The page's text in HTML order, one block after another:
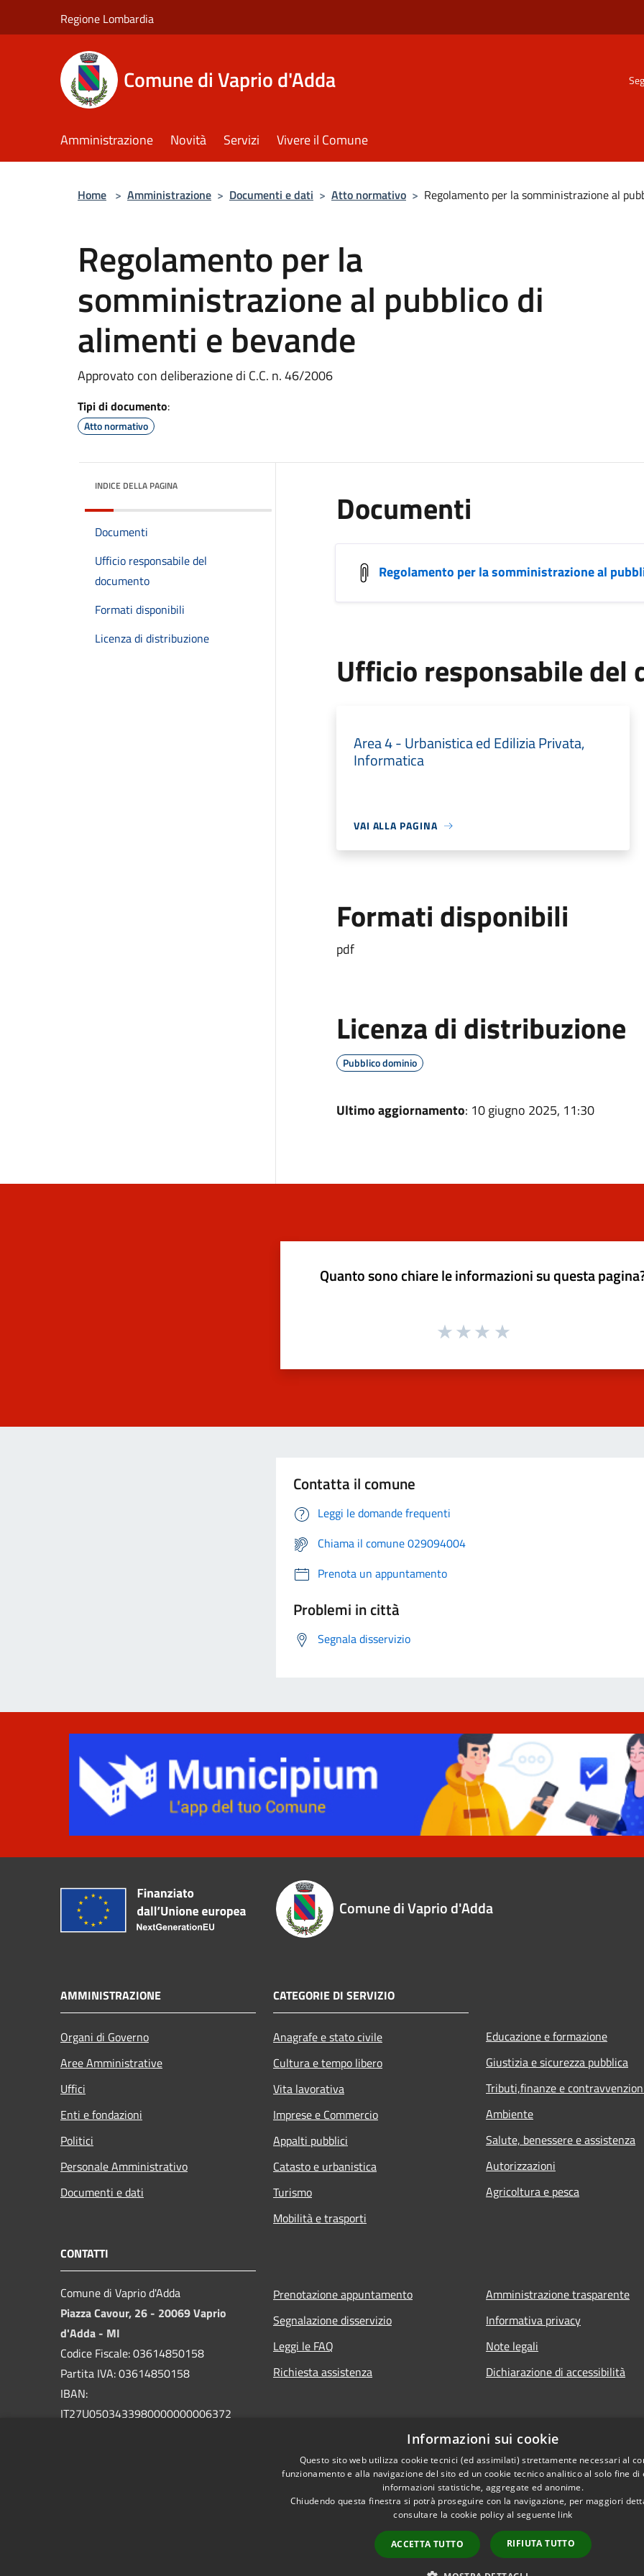
Regione Lombardia
Comune di Vaprio d'Adda
Amministrazione Novità Servizi Vivere il Comune
Home > Amministrazione > Documenti e dati > Atto normativo > Regolamento per la somministrazione al
Regolamento per la
somministrazione al pubblico di
alimenti e bevande
Approvato con deliberazione di C.C. n. 46/2006
Tipi di documento:
Atto normativo
INDICE DELLA PAGINA
Documenti
Ufficio responsabile del
documento
Formati disponibili
Licenza di distribuzione
Documenti
Regolamento per la somministrazione al
Ufficio responsabile del
Area 4 - Urbanistica ed Edilizia Privata,
Informatica
VAI ALLA PAGINA
Formati disponibili
pdf
Licenza di distribuzione
Pubblico dominio
Ultimo aggiornamento: 10 giugno 2025, 11:30
Quanto sono chiare le informazioni su questa
Contatta il comune
Leggi le domande frequenti
Chiama il comune 029094004
Prenota un appuntamento
Problemi in città
Segnala disservizio
Comune di Vaprio d'Adda
AMMINISTRAZIONE
Organi di Governo
Aree Amministrative
Uffici
Enti e fondazioni
Politici
Personale Amministrativo
Documenti e dati
CATEGORIE DI SERVIZIO
Anagrafe e stato civile
Cultura e tempo libero
Vita lavorativa
Imprese e Commercio
Appalti pubblici
Catasto e urbanistica
Turismo
Mobilità e trasporti
Educazione e formazione
Giustizia e sicurezza pubblica
Tributi,finanze e
Ambiente
Salute, benessere e assistenza
Autorizzazioni
Agricoltura e pesca
CONTATTI
Comune di Vaprio d'Adda
Piazza Cavour, 26 - 20069 Vaprio
d'Adda - MI
Codice Fiscale: 03614850158
Partita IVA: 03614850158
IBAN:
IT27U0503433980000000006372
Prenotazione appuntamento
Segnalazione disservizio
Leggi le FAQ
Richiesta assistenza
Amministrazione trasparente
Informativa privacy
Note legali
Dichiarazione di accessibilità
Copyright © 2026 •
Informazioni sui cookie
Questo sito web utilizza cookie tecnici (ed assimilati) strettamente necessari al
funzionamento e alla navigazione del sito ed un cookie tecnico analitico al solo fine di
informazioni statistiche, aggregate ed anonime.
Chiudendo questa finestra si potrà proseguire con la navigazione, per maggiori
consultare la cookie policy al seguente link
ACCETTA TUTTO RIFIUTA TUTTO